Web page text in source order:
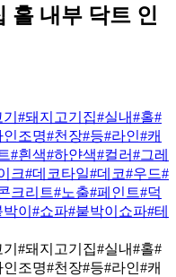
홀 내부 닥트 인
#돼지고기집#실내#홀#
인조명#천장#등#라인#캐
#흰색#하얀색#컬러#그레
크#데코타일#데코#우드#
크리트#노출#페인트#덕
이 #쇼파#붙박이쇼파#테
#돼지고기집#실내#홀#
인조명#천장#등#라인#캐